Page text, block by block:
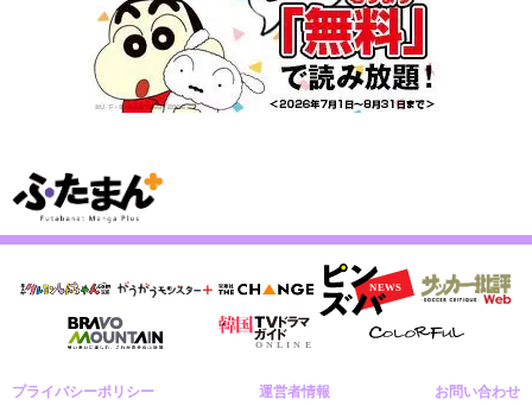
プライバシーポリシー 運営者情報 お問い合わせ